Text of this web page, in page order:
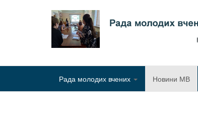
Рада молодих вчених Новини МВ